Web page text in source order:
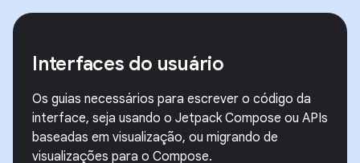
Interfaces do usuário
Os guias necessários para escrever o código da
interface, seja usando o Jetpack Compose ou APIs
baseadas em visualização, ou migrando de
visualizações para o Compose.